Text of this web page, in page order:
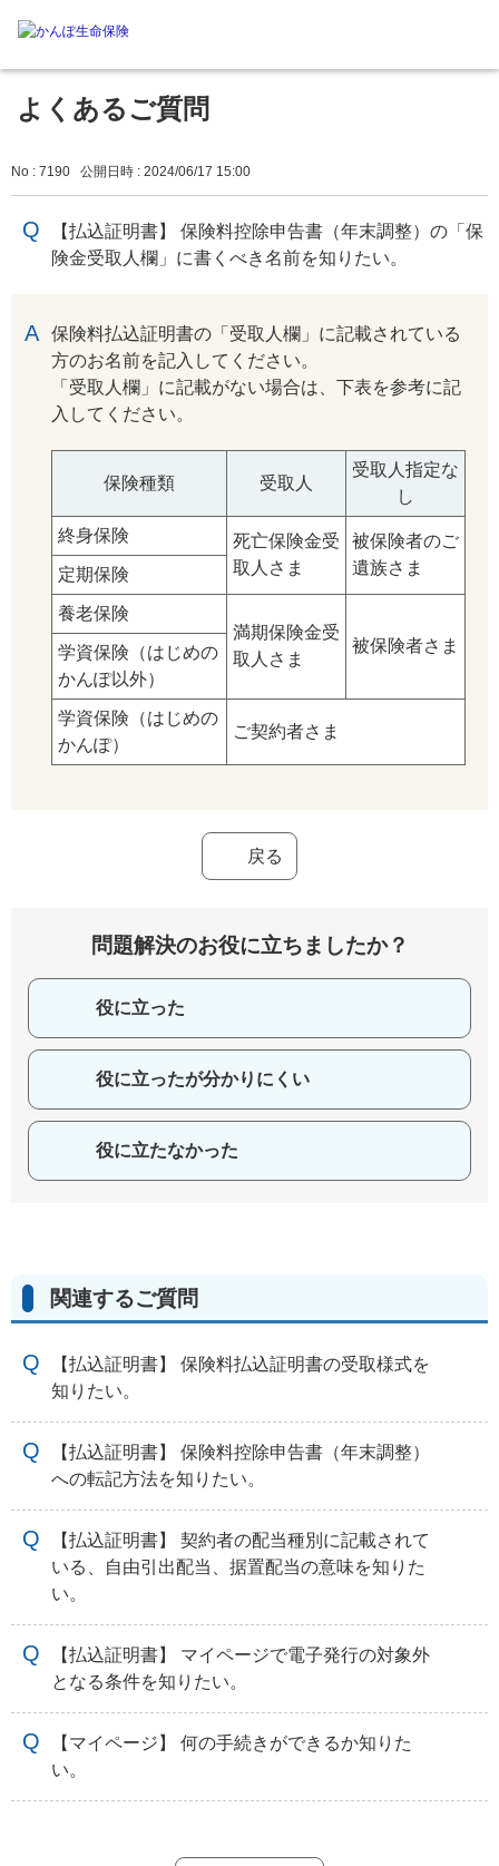
よくあるご質問
No : 7190 公開日時 : 2024/06/17 15:00
【払込証明書】 保険料控除申告書（年末調整）の「保
険金受取人欄」に書くべき名前を知りたい。
保険料払込証明書の「受取人欄」に記載されている
方のお名前を記入してください。
「受取人欄」に記載がない場合は、下表を参考に記
入してください。
保険種類 受取人
受取人指定な
し
終身保険
死亡保険金受
取人さま
被保険者のご
遺族さま
定期保険
養老保険
満期保険金受
取人さま
被保険者さま
学資保険（はじめの
かんぽ以外）
学資保険（はじめの
かんぽ）
ご契約者さま
戻る
問題解決のお役に立ちましたか？
役に立った
役に立ったが分かりにくい
役に立たなかった
関連するご質問
【払込証明書】 保険料払込証明書の受取様式を
知りたい。
【払込証明書】 保険料控除申告書（年末調整）
への転記方法を知りたい。
【払込証明書】 契約者の配当種別に記載されて
いる、自由引出配当、据置配当の意味を知りた
い。
【払込証明書】 マイページで電子発行の対象外
となる条件を知りたい。
【マイページ】 何の手続きができるか知りた
い。